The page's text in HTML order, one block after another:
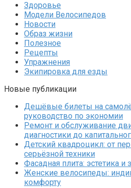
Здоровье
Модели Велосипедов
Новости
Образ жизни
Полезное
Рецепты
Упражнения
Экипировка для езды
Новые публикации
Дешёвые билеты на
руководство по экономии
Ремонт и обслуживание
диагностики до
Детский квадроцикл: от
серьёзной техники
Фасадная плита: эстетика и
Женские велосипеды:
комфорту